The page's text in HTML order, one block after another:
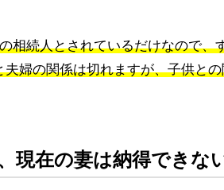
相続人とされているだけなので、
婦の関係は切れますが、子供と
現在の妻は納得できな